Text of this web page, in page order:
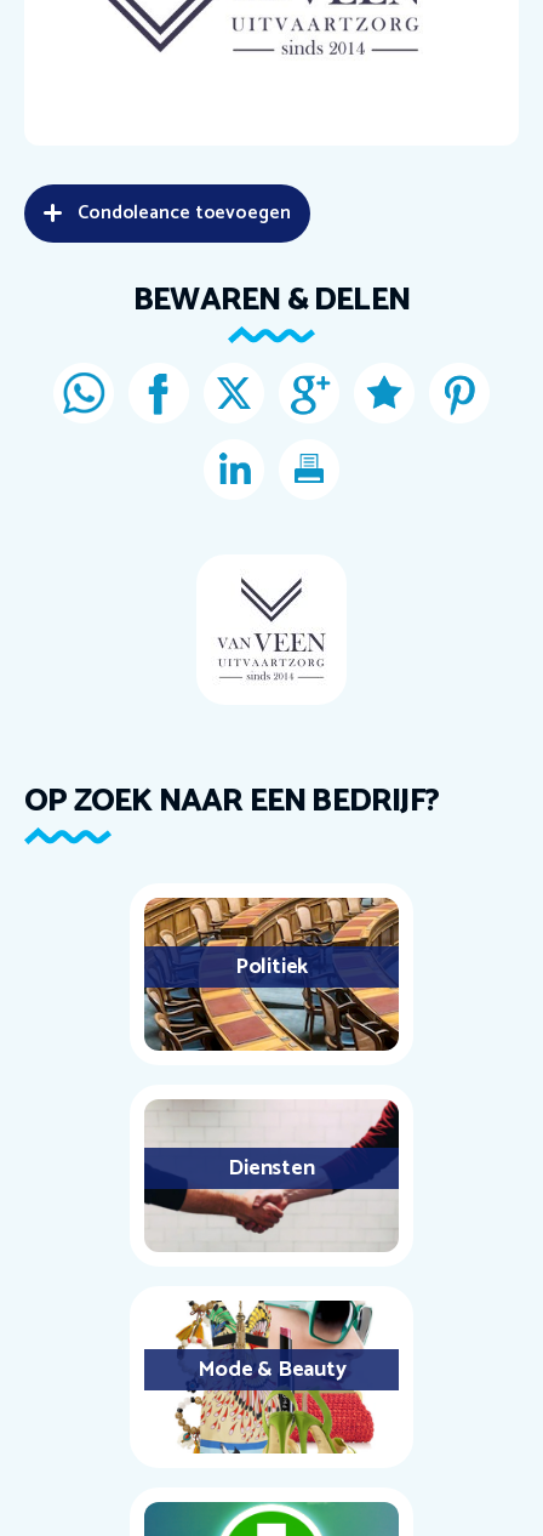
Condoleance toevoegen
BEWAREN & DELEN
OP ZOEK NAAR EEN BEDRIJF?
Politiek
Diensten
Mode & Beauty